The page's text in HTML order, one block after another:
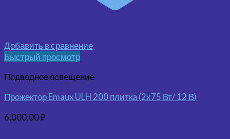
Добавить в сравнение
Быстрый просмотр
Подводное освещение
Прожектор Emaux ULH 200 плитка (2х75 Вт/ 12 В)
6,000.00₽